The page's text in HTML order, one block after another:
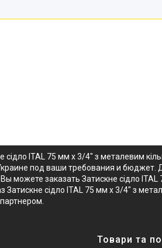
ITAL 75 мм х 3/4" з металевим
под ваши требования и
можете заказать Затискне сідло
сідло ITAL 75 мм х 3/4" з
Товари та